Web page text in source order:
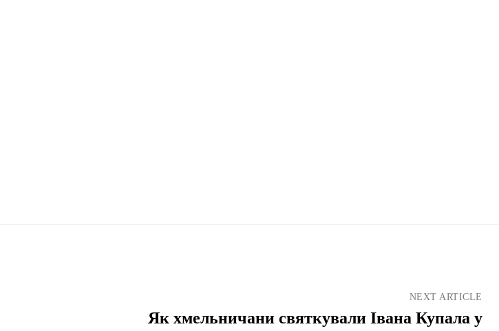
NEXT ARTICLE
Як хмельничани святкували Івана Купала у